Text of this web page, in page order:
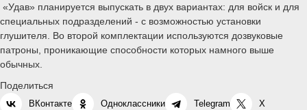
«Удав» планируется выпускать в двух вариантах: для войск и для
специальных подразделений - с возможностью установки
глушителя. Во второй комплектации используются дозвуковые
патроны, проникающие способности которых намного выше
обычных.
Поделиться
ВКонтакте Одноклассники Telegram X